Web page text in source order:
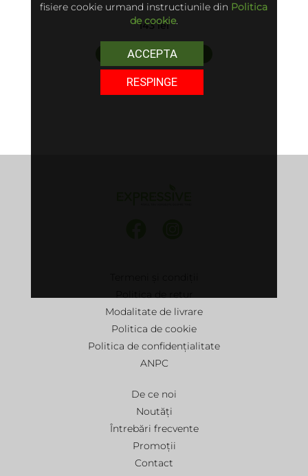
143 lei
adaugă în coș
Modalitate de livrare
Politica de cookie
Politica de confidențialitate
ANPC
De ce noi
Noutăți
Întrebări frecvente
Promoții
Contact
fisiere cookie urmand instructiunile din Politica
de cookie.
ACCEPTA
RESPINGE